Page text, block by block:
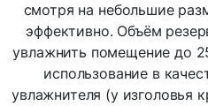
смотря на небольшие
эффективно. Объём
увлажнить помещение до
использование в
увлажнителя (у изголовья